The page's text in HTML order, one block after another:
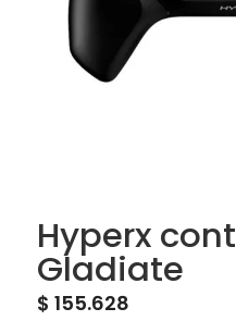
Hyperx
Gladiate
$ 155.628